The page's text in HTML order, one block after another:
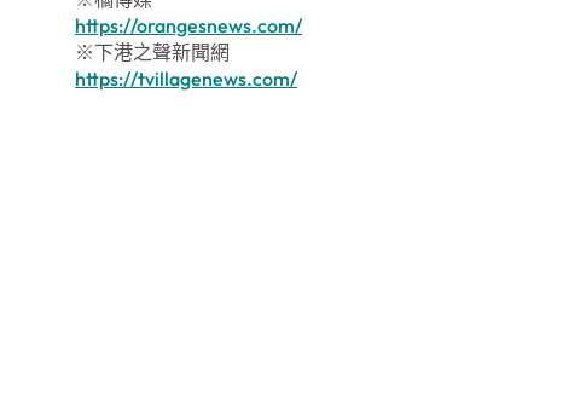
https://orangesnews.com/
※下港之聲新聞網
https://tvillagenews.com/